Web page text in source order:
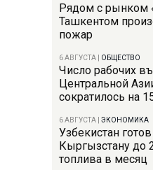
Рядом с рынком
Ташкентом
пожар
6 АВГУСТА ОБЩЕСТВО
Число рабочих
Центральной
сократилось на
6 АВГУСТА ЭКОНОМИКА
Узбекистан
Кыргызстану до
топлива в месяц